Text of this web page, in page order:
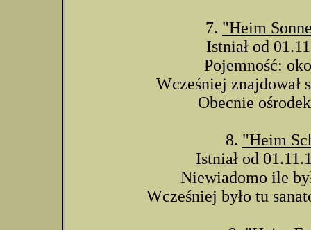
7. "Heim
Istniał od
Pojemność:
Wcześniej znajdował
Obecnie
8. "Heim
Istniał od
Niewiadomo ile
Wcześniej było tu